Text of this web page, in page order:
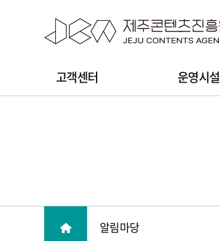
고객센터 운영시설
알림마당